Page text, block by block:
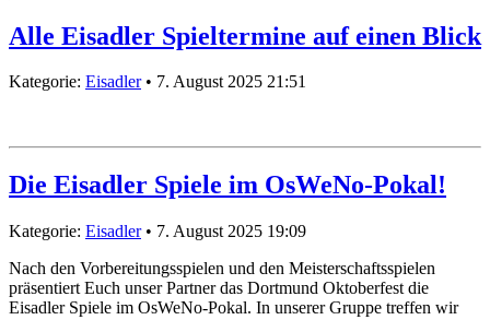
Alle Eisadler Spieltermine auf einen Blick
Kategorie: Eisadler• 7. August 2025 21:51
Die Eisadler Spiele im OsWeNo-Pokal!
Kategorie: Eisadler• 7. August 2025 19:09
Nach den Vorbereitungsspielen und den Meisterschaftsspielen
präsentiert Euch unser Partner das Dortmund Oktoberfest die
Eisadler Spiele im OsWeNo-Pokal. In unserer Gruppe treffen wir